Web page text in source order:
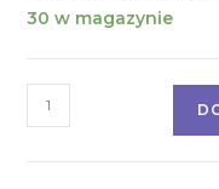
30 w magazynie